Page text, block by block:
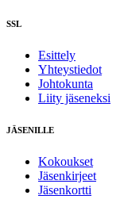
SSL
Esittely
Yhteystiedot
Johtokunta
Liity jäseneksi
JÄSENILLE
Kokoukset
Jäsenkirjeet
Jäsenkortti